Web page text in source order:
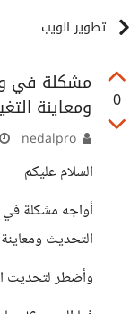
تطوير الويب
0
مشكلة في
ومعاينة
السلام عليكم
أواجه مشكلة
التحديث
وأضطر لتحديث